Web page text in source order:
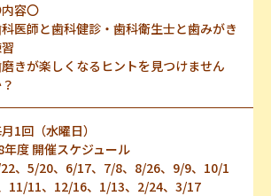
容〇
医師と歯科健診・歯科衛生士と歯みがき
きが楽しくなるヒントを見つけません
1回（水曜日）
年度 開催スケジュール
、5/20、6/17、7/8、8/26、9/9、10/1
11/11、12/16、1/13、2/24、3/17